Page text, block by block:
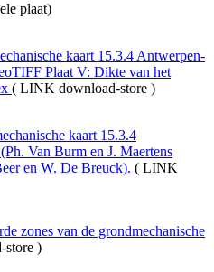
plaat)
kaart 15.3.4 Antwerpen-
Plaat V: Dikte van het
( LINK download-store )
kaart 15.3.4
Van Burm en J. Maertens
en W. De Breuck). ( LINK
zones van de grondmechanische
store )